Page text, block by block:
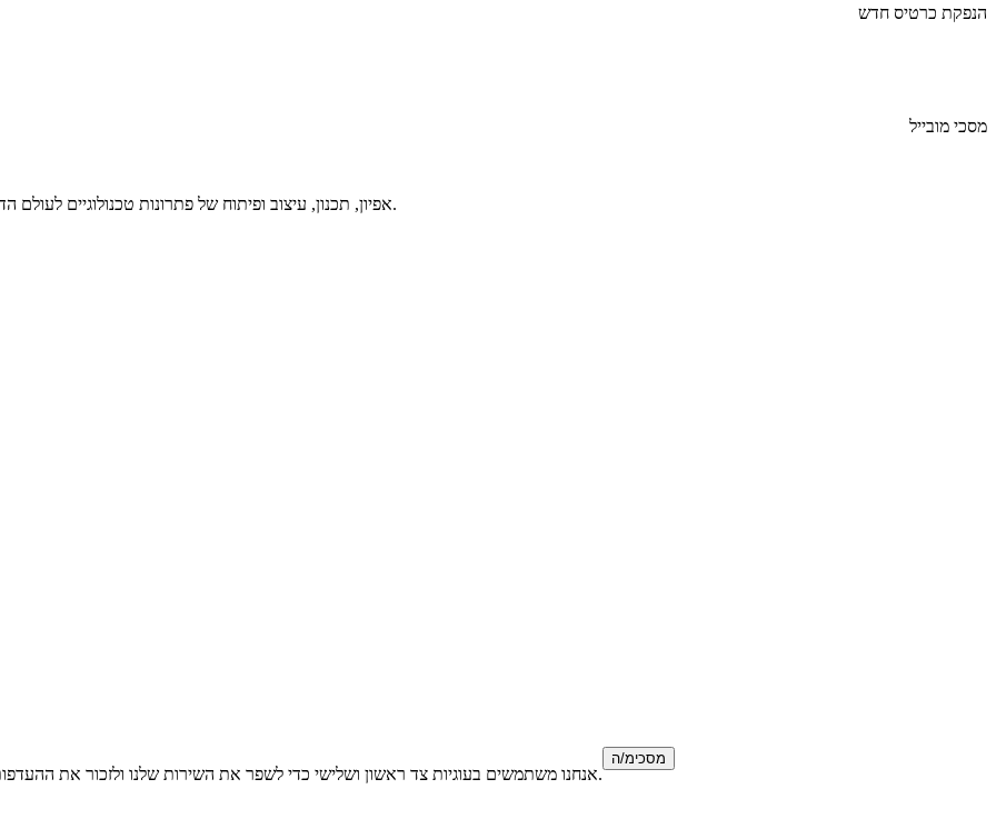
הנפקת כרטיס חדש
מסכי מובייל
אפיון, תכנון, עיצוב ופיתוח של פתרונות טכנולוגיים לעולם הדיגיטלי, באיכות מרבית ותוך מתן שירות מסור ואדיב – זה אנחנו. דברו איתנו.
אנחנו משתמשים בעוגיות צד ראשון ושלישי כדי לשפר את השירות שלנו ולזכור את ההעדפות שלך באתר. אם תמשיך לגלוש, אתה מסכים לשימוש בעוגיות באתר שלנו.
מסכימ/ה